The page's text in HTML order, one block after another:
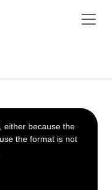
either because the
the format is not